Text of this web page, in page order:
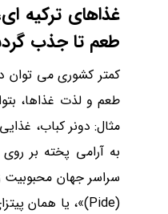
غذاهای ترکیه
طعم تا جذب
کمتر کشوری می توان
طعم و لذت غذاها،
مثال: دونر کباب،
به آرامی پخته بر
سراسر جهان محبوبیت
(
Pide)»، یا همان